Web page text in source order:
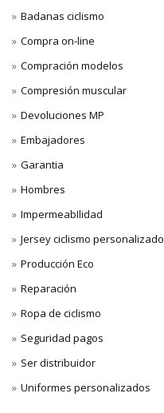
Badanas ciclismo
Compra on-line
Compración modelos
Compresión muscular
Devoluciones MP
Embajadores
Garantia
Hombres
ImpermeabIlidad
Jersey ciclismo personalizado
Producción Eco
Reparación
Ropa de ciclismo
Seguridad pagos
Ser distribuidor
Uniformes personalizados